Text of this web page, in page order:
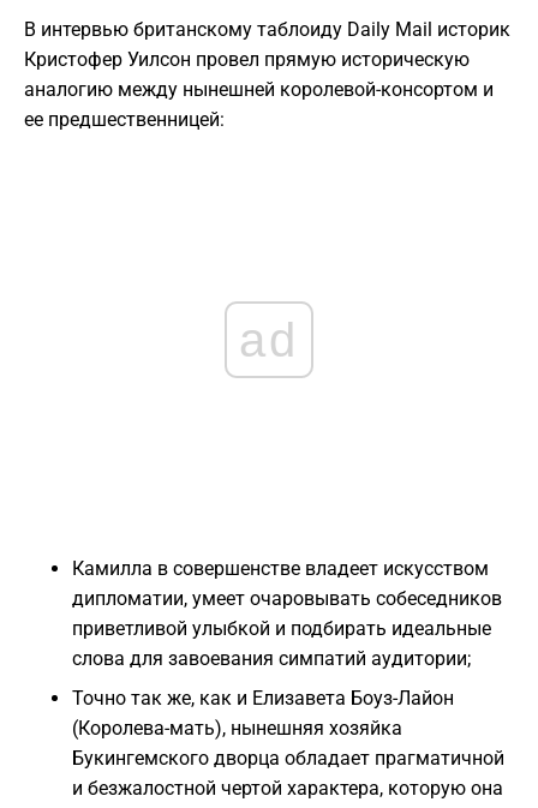
В интервью британскому таблоиду Daily Mail историк
Кристофер Уилсон провел прямую историческую
аналогию между нынешней королевой-консортом и
ее предшественницей:
ad
Камилла в совершенстве владеет искусством
дипломатии, умеет очаровывать собеседников
приветливой улыбкой и подбирать идеальные
слова для завоевания симпатий аудитории;
Точно так же, как и Елизавета Боуз-Лайон
(Королева-мать), нынешняя хозяйка
Букингемского дворца обладает прагматичной
и безжалостной чертой характера, которую она